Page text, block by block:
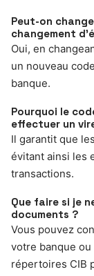
Peut-on
changement
Oui, en
un nouveau
banque.
Pourquoi le
effectuer un
Il garantit que
évitant ainsi les
transactions.
Que faire si je
documents ?
Vous pouvez
votre banque
répertoires CIB